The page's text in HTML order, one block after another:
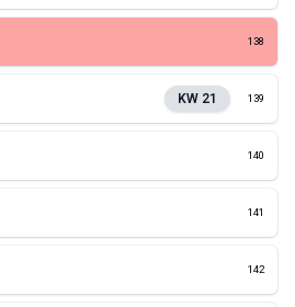
138
KW 21 139
140
141
142